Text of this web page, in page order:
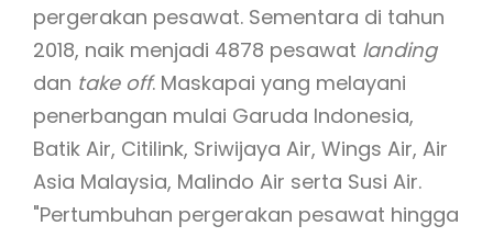
pergerakan pesawat. Sementara di tahun
2018, naik menjadi 4878 pesawat landing
dan take off. Maskapai yang melayani
penerbangan mulai Garuda Indonesia,
Batik Air, Citilink, Sriwijaya Air, Wings Air, Air
Asia Malaysia, Malindo Air serta Susi Air.
"Pertumbuhan pergerakan pesawat hingga